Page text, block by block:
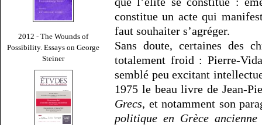
2012 - The Wounds of
Possibility. Essays on George
Steiner
constitue un acte qui
faut souhaiter s’agréger.
Sans doute, certaines des
totalement froid : Pierre-
semblé peu excitant
1975 le beau livre de Jean-
Grecs, et notamment son
politique en Grèce ancienne